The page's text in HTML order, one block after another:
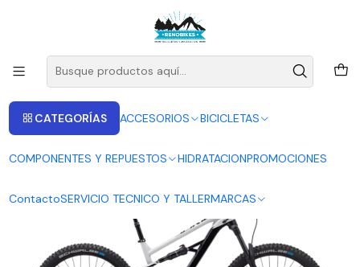
CATEGORÍAS ACCESORIOS BICICLETAS
COMPONENTES Y REPUESTOS HIDRATACIONPROMOCIONES
ContactoSERVICIO TECNICO Y TALLERMARCAS
ENVIOS A LAS RECIONES V - IV - RM DESDE 2.990